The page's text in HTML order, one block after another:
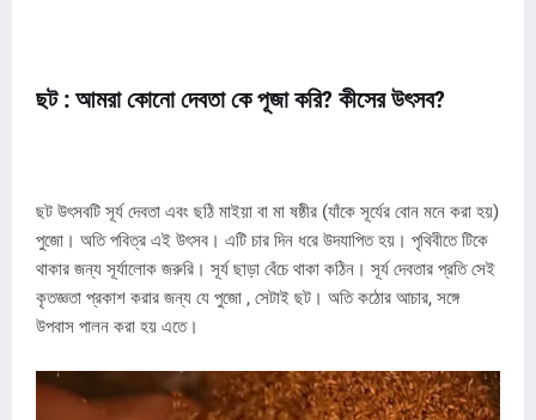
ছট : আমরা কোনো দেবতা কে পূজা করি? কীসের উৎসব?
ছট উৎসবটি সূর্য দেবতা এবং ছঠি মাইয়া বা মা ষষ্ঠীর (যাঁকে সূর্যের বোন মনে করা হয়)
পুজো। অতি পবিত্র এই উৎসব। এটি চার দিন ধরে উদযাপিত হয়। পৃথিবীতে টিকে
থাকার জন্য সূর্যালোক জরুরি। সূর্য ছাড়া বেঁচে থাকা কঠিন। সূর্য দেবতার প্রতি সেই
কৃতজ্ঞতা প্রকাশ করার জন্য যে পুজো , সেটাই ছট। অতি কঠোর আচার, সঙ্গে
উপবাস পালন করা হয় এতে।